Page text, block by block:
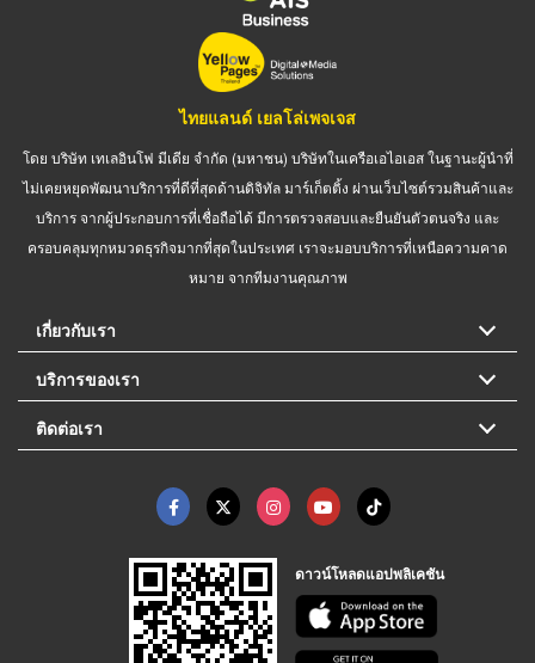
ไทยแลนด์ เยลโล่เพจเจส
โดย บริษัท เทเลอินโฟ มีเดีย จำกัด (มหาชน) บริษัทในเครือเอไอเอส ในฐานะผู้นำที่
ไม่เคยหยุดพัฒนาบริการที่ดีที่สุดด้านดิจิทัล มาร์เก็ตติ้ง ผ่านเว็บไซต์รวมสินค้าและ
บริการ จากผู้ประกอบการที่เชื่อถือได้ มีการตรวจสอบและยืนยันตัวตนจริง และ
ครอบคลุมทุกหมวดธุรกิจมากที่สุดในประเทศ เราจะมอบบริการที่เหนือความคาด
หมาย จากทีมงานคุณภาพ
เกี่ยวกับเรา
บริการของเรา
ติดต่อเรา
ดาวน์โหลดแอปพลิเคชัน